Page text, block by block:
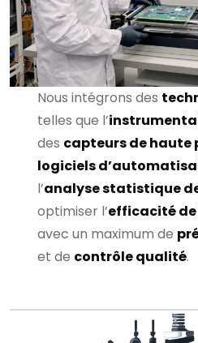
Nous intégrons des
telles que l’
des capteurs de haute
logiciels
l’analyse statistique
optimiser l’efficacité
avec un maximum de
et de contrôle qualité.